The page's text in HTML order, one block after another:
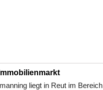
liegt in Reut im Bereich